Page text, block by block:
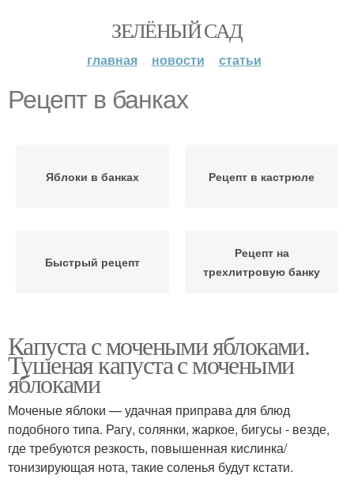
ЗЕЛЁНЫЙ САД
главная новости статьи
Рецепт в банках
Яблоки в банках Рецепт в кастрюле
Быстрый рецепт
Рецепт на
трехлитровую банку
Капуста с мочеными яблоками.
Тушеная капуста с мочеными
яблоками
Моченые яблоки — удачная приправа для блюд
подобного типа. Рагу, солянки, жаркое, бигусы - везде,
где требуются резкость, повышенная кислинка/
тонизирующая нота, такие соленья будут кстати.